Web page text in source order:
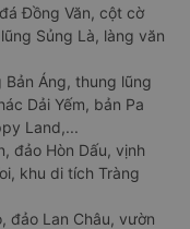
Đồng Văn, cột cờ
Sủng Là, làng văn
Bản Áng, thung lũng
Dải Yếm, bản Pa
Land,...
đảo Hòn Dấu, vịnh
khu di tích Tràng
đảo Lan Châu, vườn